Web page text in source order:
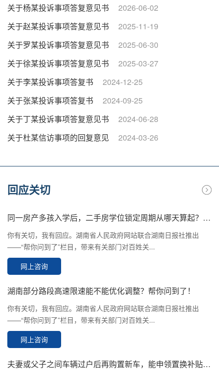
关于杨某投诉事项答复意见书
2026-06-02
关于赵某投诉事项答复意见书
2025-11-19
关于罗某投诉事项答复意见书
2025-06-30
关于徐某投诉事项答复意见书
2025-03-27
关于李某投诉事项答复书
2024-12-25
关于张某投诉事项答复书
2024-09-25
关于丁某投诉事项答复意见书
2024-06-28
关于杜某信访事项的回复意见
2024-03-26
回应关切
同一房产多孩入学后，二手房学位锁定周期从哪天算起？帮你问到了！
你有关切，我有回应。湖南省人民政府网站联合湖南日报社推出
——“帮你问到了”栏目，带来有关部门对百姓关...
网上咨询
湖南部分路段高速限速能不能优化调整？帮你问到了！
你有关切，我有回应。湖南省人民政府网站联合湖南日报社推出
——“帮你问到了”栏目，带来有关部门对百姓关...
网上咨询
夫妻或父子之间车辆过户后再购置新车，能申领置换补贴吗？帮你问到了！